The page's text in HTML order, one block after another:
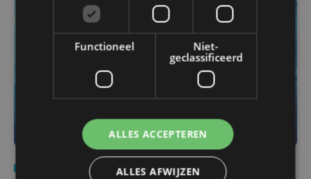
do 6 augustus | 21:30
Functioneel
Niet-
geclassificeerd
ALLES ACCEPTEREN
ALLES AFWIJZEN